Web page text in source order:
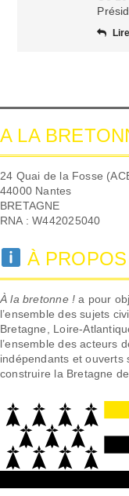
A LA
24 Quai de la Fosse
44000 Nantes
BRETAGNE
RNA : W442025040
À PROPOS
À la bretonne ! a pour
l’ensemble des sujets
Bretagne, Loire-
l’ensemble des acteurs
indépendants et ouverts
construire la Bretagne